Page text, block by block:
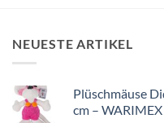
NEUESTE ARTIKEL
Plüschmäuse
cm – WARIMEX